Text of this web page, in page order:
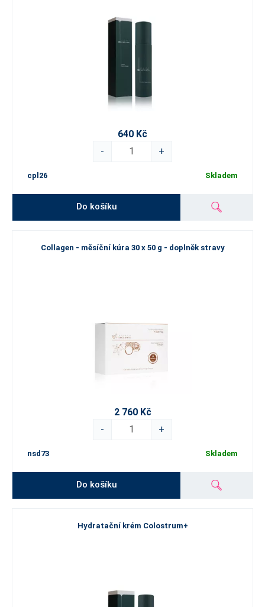
640 Kč
-
+
cpl26 Skladem
Do košíku
Collagen - měsíční kúra 30 x 50 g - doplněk stravy
2 760 Kč
-
+
nsd73 Skladem
Do košíku
Hydratační krém Colostrum+